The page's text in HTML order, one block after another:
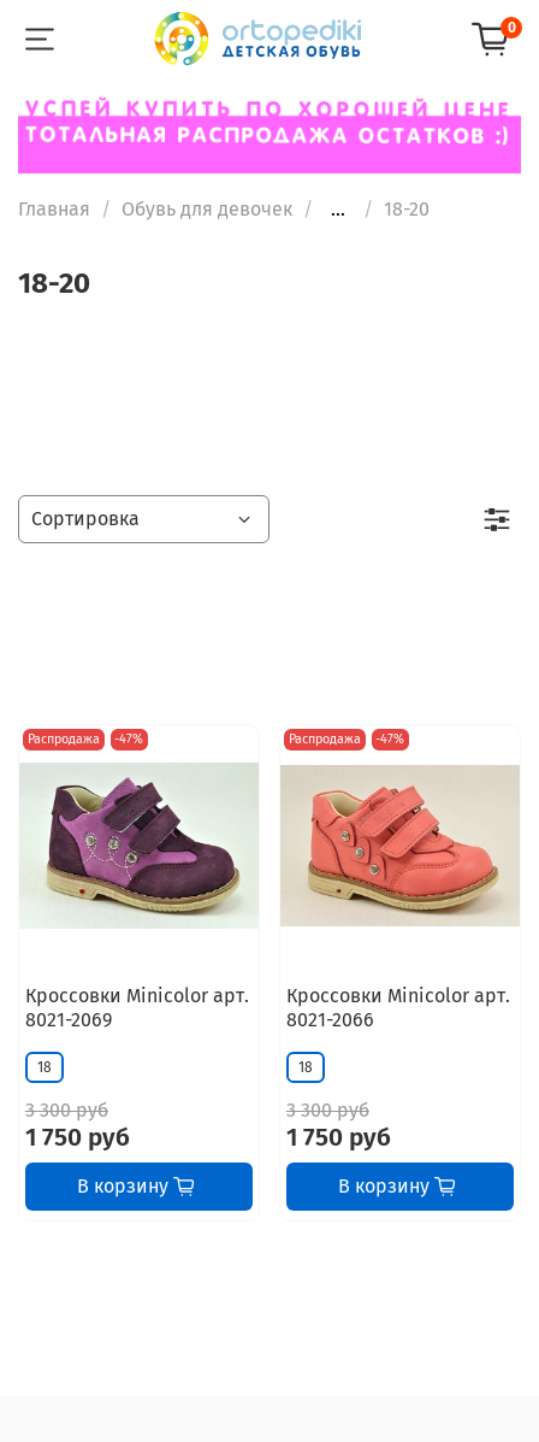
0
Главная Обувь для девочек ... 18-20
18-20
Распродажа -47%
Кроссовки Minicolor арт.
8021-2069
18
3 300 руб
1 750 руб
В корзину
Распродажа -47%
Кроссовки Minicolor арт.
8021-2066
18
3 300 руб
1 750 руб
В корзину